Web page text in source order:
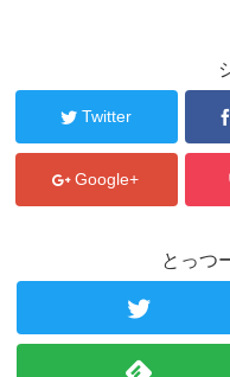
Twitter
Google+
とっつ